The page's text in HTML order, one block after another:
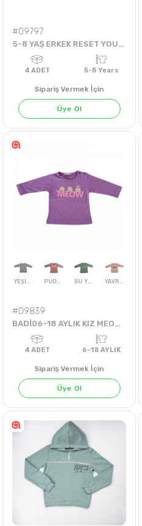
#09797
5-8 YAŞ ERKEK RESET YOUR MIND SWEAT
5-8 Years
Sipariş Vermek İçin
Üye Ol
#09839
BADİ06-18 AYLIK KIZ MEOW BADİ
Sipariş Vermek İçin
Üye Ol